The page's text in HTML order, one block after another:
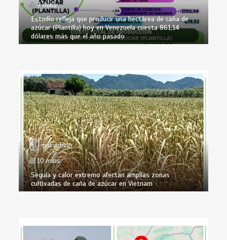
7 mins
Estudio refleja que producir una hectárea de caña de
azúcar (Plantilla) hoy en Venezuela cuesta 861,14
dólares más que el año pasado
poradmin
10 mins
Sequía y calor extremo afectan amplias zonas
cultivadas de caña de azúcar en Vietnam